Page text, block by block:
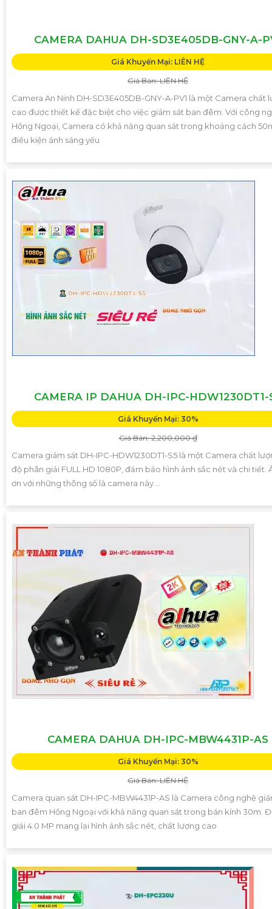
CAMERA DAHUA DH-SD3E405DB-GNY-A-
Giá Khuyến Mại: LIÊN HỆ
Giá Bán: LIÊN HỆ
Camera An Ninh DH-SD3E405DB-GNY-A-PV1 là một Camera chất
cao được thiết kế đặc biệt cho việc giám sát ban đêm. Với công
Hồng Ngoại, Camera có khả năng quan sát trong khoảng cách
điều kiện ánh sáng yếu
CAMERA IP DAHUA DH-IPC-HDW1230DT1-
Giá Khuyến Mại: 30%
Giá Bán: 2,200,000 ₫
Camera giám sát DH-IPC-HDW1230DT1-S5 là một Camera chất
độ phân giải FULL HD 1080P, đảm bảo hình ảnh sắc nét và chi tiết.
ơn với những thông số là camera này...
CAMERA DAHUA DH-IPC-MBW4431P-AS
Giá Khuyến Mại: 30%
Giá Bán: LIÊN HỆ
Camera quan sát DH-IPC-MBW4431P-AS là Camera công nghệ
ban đêm Hồng Ngoại với khả năng quan sát trong bán kính 30m.
giải 4.0 MP mang lại hình ảnh sắc nét, chất lượng cao